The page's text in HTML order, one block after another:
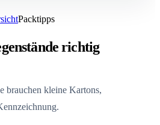
Packtipps
richtig
brauchen kleine Kartons,